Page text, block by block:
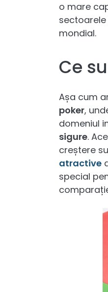
o mare
mondial.
Ce
Așa cum
poker,
domeniul
sigure.
creștere
atractive
special